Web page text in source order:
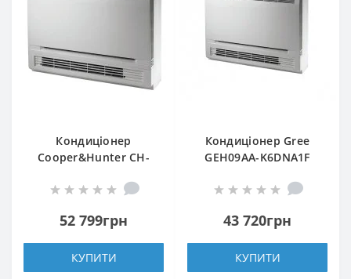
Кондиціонер
Cooper&Hunter CH-
52 799грн
КУПИТИ
Кондиціонер Gree
GEH09AA-K6DNA1F
43 720грн
КУПИТИ